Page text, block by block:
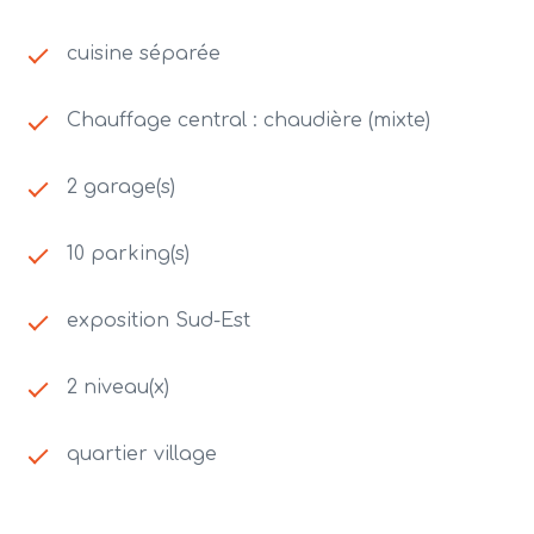
cuisine séparée
Chauffage central : chaudière (mixte)
2 garage(s)
10 parking(s)
exposition Sud-Est
2 niveau(x)
quartier village